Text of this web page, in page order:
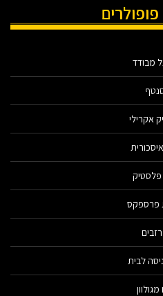
מבודד
אקרילי
פלסטיק
פרספקס
לבית